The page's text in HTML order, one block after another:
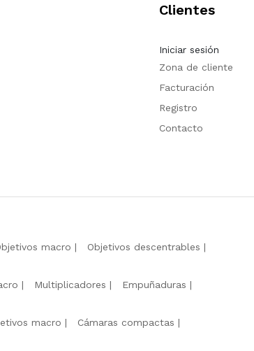
Clientes
Iniciar sesión
Zona de cliente
Facturación
Registro
Contacto
macro
Objetivos descentrables
Multiplicadores
Empuñaduras
macro
Cámaras compactas